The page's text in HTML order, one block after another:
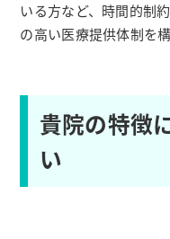
いる方など、時間的制
の高い医療提供体制を
貴院の特徴
い